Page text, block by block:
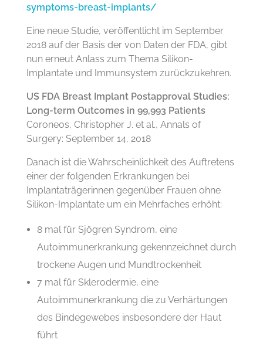
symptoms-breast-implants/
Eine neue Studie, veröffentlicht im September
2018 auf der Basis der von Daten der FDA, gibt
nun erneut Anlass zum Thema Silikon-
Implantate und Immunsystem zurückzukehren.
US FDA Breast Implant Postapproval Studies:
Long-term Outcomes in 99,993 Patients
Coroneos, Christopher J. et al., Annals of
Surgery: September 14, 2018
Danach ist die Wahrscheinlichkeit des Auftretens
einer der folgenden Erkrankungen bei
Implantaträgerinnen gegenüber Frauen ohne
Silikon-Implantate um ein Mehrfaches erhöht:
8 mal für Sjögren Syndrom, eine
Autoimmunerkrankung gekennzeichnet durch
trockene Augen und Mundtrockenheit
7 mal für Sklerodermie, eine
Autoimmunerkrankung die zu Verhärtungen
des Bindegewebes insbesondere der Haut
führt